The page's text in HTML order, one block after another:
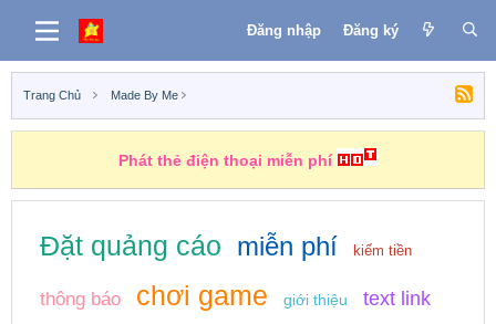
Đăng nhập Đăng ký
Trang Chủ Made By Me
Phát thẻ điện thoại miễn phí
Đặt quảng cáo miễn phí kiếm tiền
thông báo chơi game giới thiệu text link